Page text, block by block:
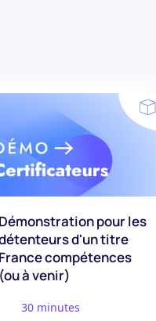
Démonstration pour les
d'un titre
France compétences
(ou à venir)
30 minutes